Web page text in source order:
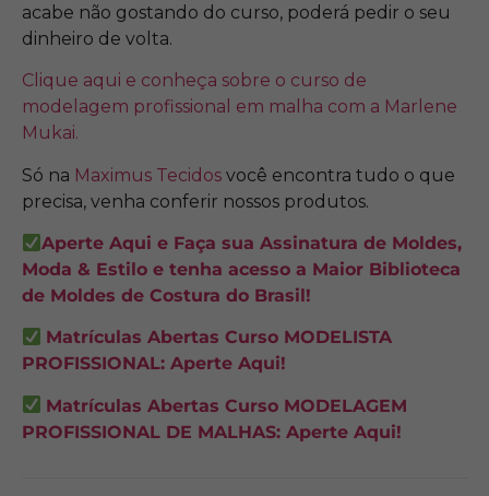
acabe não gostando do curso, poderá pedir o seu
dinheiro de volta.
Clique aqui e conheça sobre o curso de
modelagem profissional em malha com a Marlene
Mukai.
Só na Maximus Tecidos você encontra tudo o que
precisa, venha conferir nossos produtos.
Aperte Aqui e Faça sua Assinatura de Moldes,
Moda & Estilo e tenha acesso a Maior Biblioteca
de Moldes de Costura do Brasil!
Matrículas Abertas Curso MODELISTA
PROFISSIONAL: Aperte Aqui!
Matrículas Abertas Curso MODELAGEM
PROFISSIONAL DE MALHAS: Aperte Aqui!